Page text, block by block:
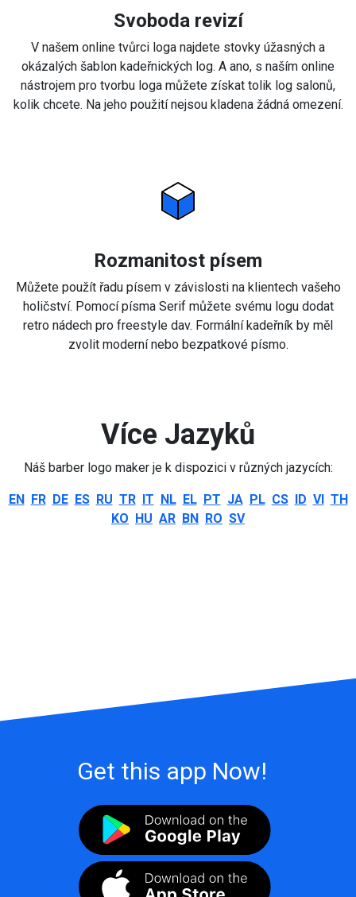
Svoboda revizí
V našem online tvůrci loga najdete stovky úžasných a
okázalých šablon kadeřnických log. A ano, s naším online
nástrojem pro tvorbu loga můžete získat tolik log salonů,
kolik chcete. Na jeho použití nejsou kladena žádná omezení.
Rozmanitost písem
Můžete použít řadu písem v závislosti na klientech vašeho
holičství. Pomocí písma Serif můžete svému logu dodat
retro nádech pro freestyle dav. Formální kadeřník by měl
zvolit moderní nebo bezpatkové písmo.
Více Jazyků
Náš barber logo maker je k dispozici v různých jazycích:
EN FR DE ES RU TR IT NL EL PT JA PL CS ID VI TH
KO HU AR BN RO SV
Get this app Now!